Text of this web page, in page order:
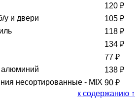
120 ₽
у и двери
105 ₽
118 ₽
134 ₽
77 ₽
алюминий
138 ₽
несортированные - MIX 90 ₽
к содержанию ↑